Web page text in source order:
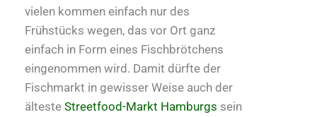
vielen kommen einfach nur des
Frühstücks wegen, das vor Ort ganz
einfach in Form eines Fischbrötchens
eingenommen wird. Damit dürfte der
Fischmarkt in gewisser Weise auch der
älteste Streetfood-Markt Hamburgs sein